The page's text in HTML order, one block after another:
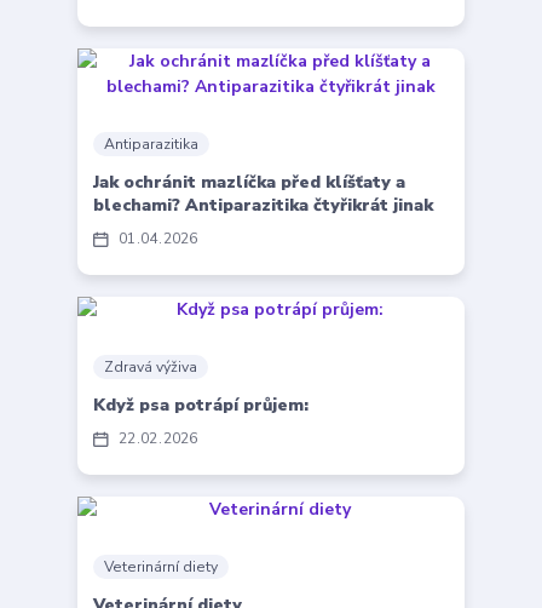
01 04 2026
Antiparazitika
Jak ochránit mazlíčka před klíšťaty a
blechami? Antiparazitika čtyřikrát jinak
22 02 2026
Zdravá výživa
Když psa potrápí průjem:
Veterinární diety